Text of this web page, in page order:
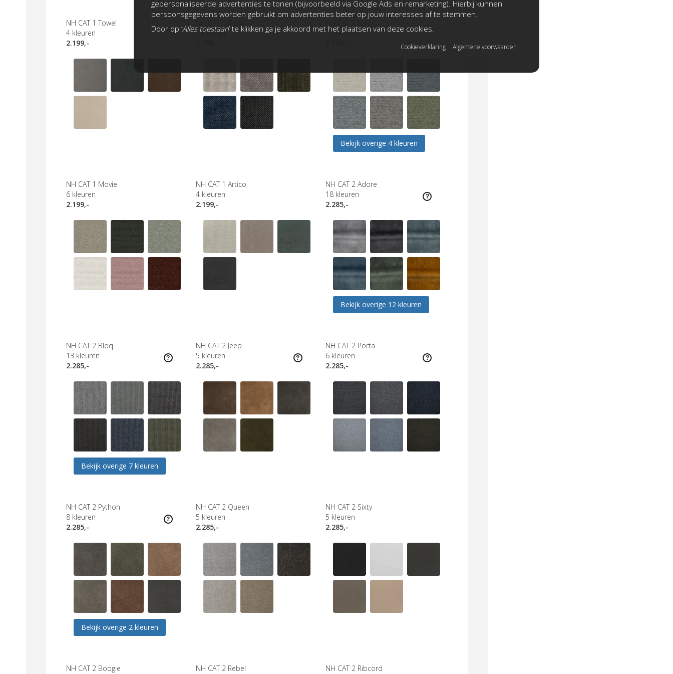
NH CAT 1 Towel
4 kleuren
2.199,-
5 kleuren
10 kleuren
Bekijk overige 4 kleuren
NH CAT 1 Movie
6 kleuren
2.199,-
NH CAT 1 Artico
4 kleuren
2.199,-
NH CAT 2 Adore
18 kleuren
2.285,-
Bekijk overige 12 kleuren
NH CAT 2 Bloq
13 kleuren
2.285,-
Bekijk overige 7 kleuren
NH CAT 2 Jeep
5 kleuren
2.285,-
NH CAT 2 Porta
6 kleuren
2.285,-
NH CAT 2 Python
8 kleuren
2.285,-
Bekijk overige 2 kleuren
NH CAT 2 Queen
5 kleuren
2.285,-
NH CAT 2 Sixty
5 kleuren
2.285,-
NH CAT 2 Boogie
NH CAT 2 Rebel
NH CAT 2 Ribcord
gepersonaliseerde advertenties te tonen (bijvoorbeeld via Google Ads en remarketing). Hierbij kunnen
persoonsgegevens worden gebruikt om advertenties beter op jouw interesses af te stemmen.
Door op ‘Alles toestaan’ te klikken ga je akkoord met het plaatsen van deze cookies.
Cookieverklaring Algemene voorwaarden